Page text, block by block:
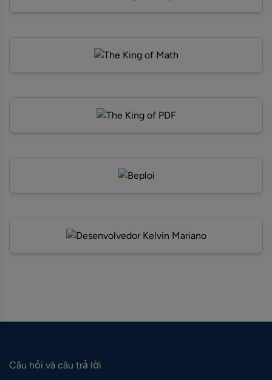
Câu hỏi và câu trả lời